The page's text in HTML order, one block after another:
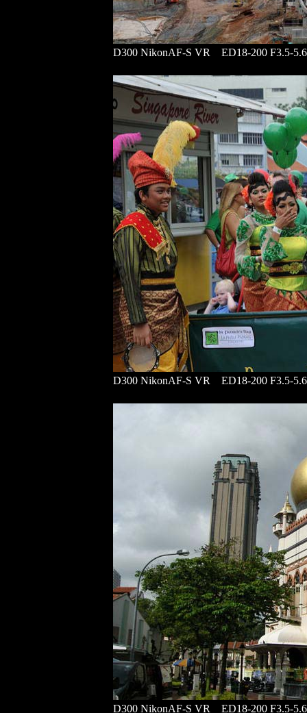
D300 NikonAF-S VR ED18-200 F3.5-
D300 NikonAF-S VR ED18-200 F3.5-
D300 NikonAF-S VR ED18-200 F3.5-